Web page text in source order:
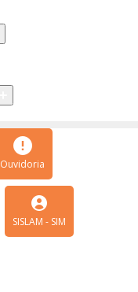
Ouvidoria
SISLAM - SIM